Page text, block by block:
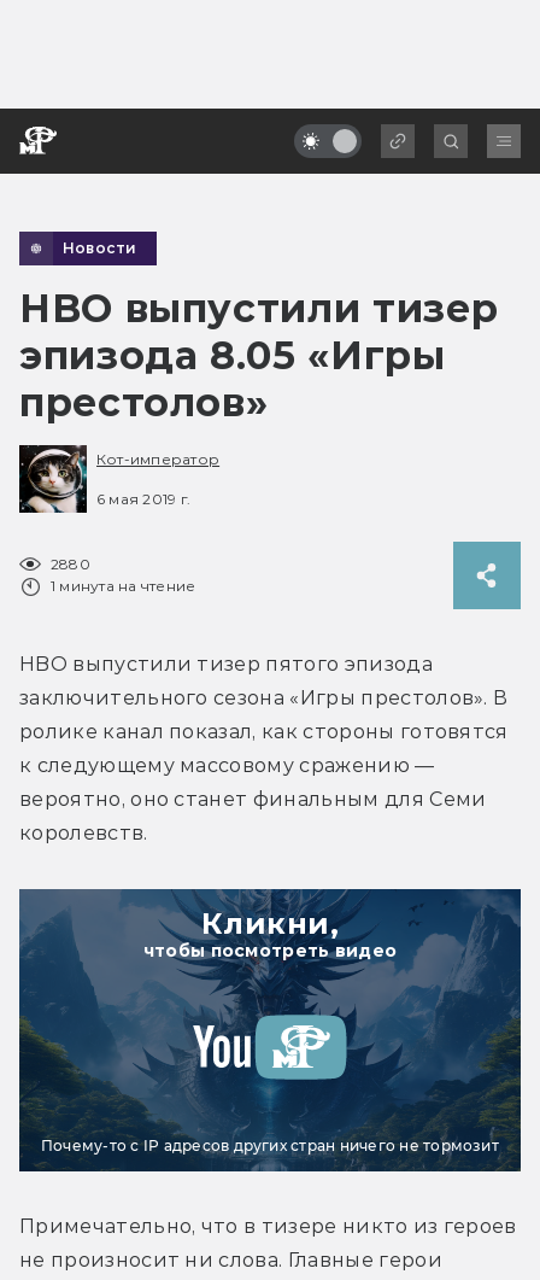
Новости
HBO выпустили тизер
эпизода 8.05 «Игры
престолов»
Кот-император
6 мая 2019 г.
2880
1 минута на чтение
HBO выпустили тизер пятого эпизода
заключительного сезона «Игры престолов». В
ролике канал показал, как стороны готовятся
к следующему массовому сражению —
вероятно, оно станет финальным для Семи
королевств.
Кликни,
чтобы посмотреть видео
Почему-то с IP адресов других стран ничего не тормозит
Примечательно, что в тизере никто из героев
не произносит ни слова. Главные герои